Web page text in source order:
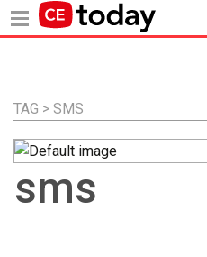
Inhalt
TAG > SMS
sms